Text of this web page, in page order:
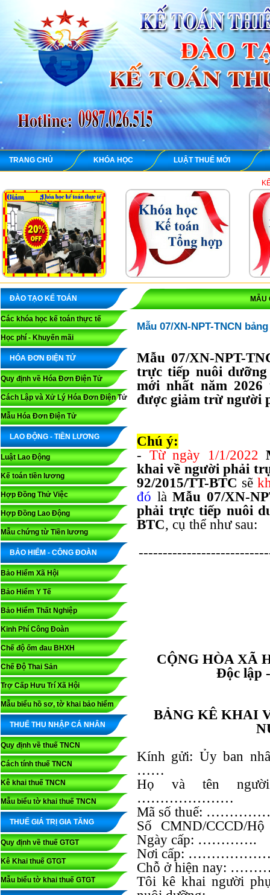
TRANG CHỦ KHÓA HỌC LUẬT THUẾ MỚI
KẾ TOÁN
ĐÀO TẠO KẾ TOÁN
Các khóa học kế toán thực tế
Học phí - Khuyến mãi
HÓA ĐƠN ĐIỆN TỬ
Quy định về Hóa Đơn Điện Tử
Cách Lập và Xử Lý Hóa Đơn Điện Tử
Mẫu Hóa Đơn Điện Tử
LAO ĐỘNG - TIỀN LƯƠNG
Luật Lao Động
Kế toán tiền lương
Hợp Đồng Thử Việc
Hợp Đồng Lao Động
Mẫu chứng từ Tiền lương
BẢO HIỂM - CÔNG ĐOÀN
Bảo Hiểm Xã Hội
Bảo Hiểm Y Tế
Bảo Hiểm Thất Nghiệp
Kinh Phí Công Đoàn
Chế độ ốm đau BHXH
Chế Độ Thai Sản
Trợ Cấp Hưu Trí Xã Hội
Mẫu biểu hồ sơ, tờ khai bảo hiểm
THUẾ THU NHẬP CÁ NHÂN
Quy định về thuế TNCN
Cách tính thuế TNCN
Kê khai thuế TNCN
Mẫu biểu tờ khai thuế TNCN
THUẾ GIÁ TRỊ GIA TĂNG
Quy định về thuế GTGT
Kê Khai thuế GTGT
Mẫu biểu tờ khai thuế GTGT
MẪU
Mẫu 07/XN-NPT-TNCN
Mẫu 07/XN-NPT-
trực tiếp nuôi dưỡng
mới nhất năm
được giảm trừ người
Chú ý:
- Từ ngày 1/1/2022
khai về người phải
92/2015/TT-BTC sẽ
đó là Mẫu 07/XN-
phải trực tiếp nuôi
BTC, cụ thể như sau:
CỘNG HÒA XÃ
Độc lập
BẢNG KÊ KHAI
Kính gửi: Ủy ban
……
Họ và tên
…………………
Mã số thuế:
Số CMND/
Ngày cấp: ………….
Nơi cấp:
Chỗ ở hiện nay:
Tôi kê khai người